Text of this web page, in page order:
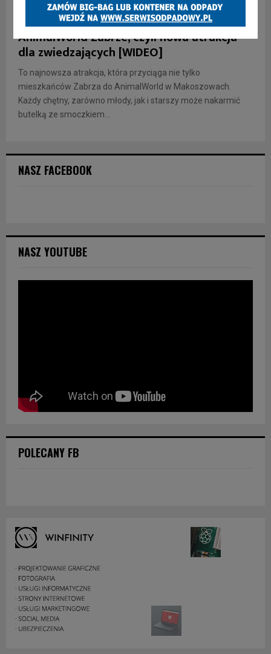
INFORMACJE ZWIERZAKI
Karmienie małej kózki i alpaki w
AnimalWorld Zabrze, czyli nowa atrakcja
dla zwiedzających [WIDEO]
To najnowsza atrakcja, która przyciąga nie tylko
mieszkańców Zabrza do AnimalWorld w Makoszowach.
Każdy chętny, zarówno młody, jak i starszy może nakarmić
butelką ze smoczkiem...
NASZ FACEBOOK
NASZ YOUTUBE
POLECANY FB